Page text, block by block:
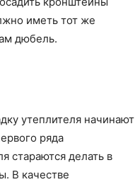
иметь тот же
дюбель.
утеплителя начинают
ряда
стараются делать в
В качестве